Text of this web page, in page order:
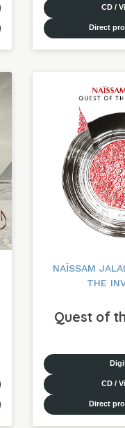
CD /
Direct
NAÏSSAM
THE
Quest of
CD /
Direct